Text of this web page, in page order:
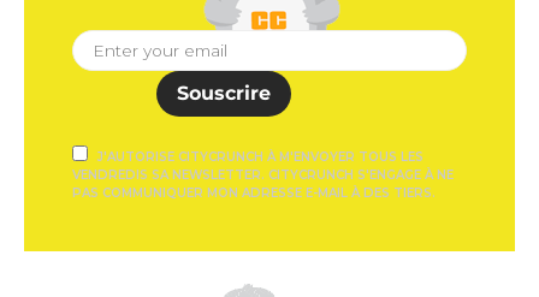
Souscrire
J'AUTORISE CITYCRUNCH À M'ENVOYER TOUS LES
VENDREDIS SA NEWSLETTER. CITYCRUNCH S'ENGAGE À NE
PAS COMMUNIQUER MON ADRESSE E-MAIL À DES TIERS.